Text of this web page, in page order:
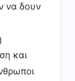
να δουν
και